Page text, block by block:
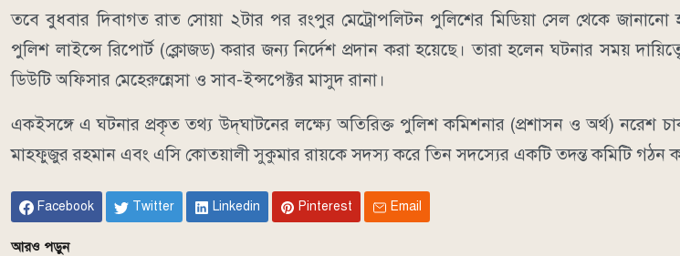
তবে বুধবার দিবাগত রাত সোয়া ২টার পর রংপুর মেট্রোপলিটন পুলিশের মিডিয়া সেল থেকে
পুলিশ লাইন্সে রিপোর্ট (ক্লোজড) করার জন্য নির্দেশ প্রদান করা হয়েছে। তারা হলেন ঘটনার সময়
ডিউটি অফিসার মেহেরুন্নেসা ও সাব-ইন্সপেক্টর মাসুদ রানা।
একইসঙ্গে এ ঘটনার প্রকৃত তথ্য উদ্‌ঘাটনের লক্ষ্যে অতিরিক্ত পুলিশ কমিশনার (প্রশাসন ও অর্থ) নরেশ
মাহফুজুর রহমান এবং এসি কোতয়ালী সুকুমার রায়কে সদস্য করে তিন সদস্যের একটি তদন্ত কমিটি গঠন
Facebook Twitter Linkedin Pinterest Email
আরও পড়ুন